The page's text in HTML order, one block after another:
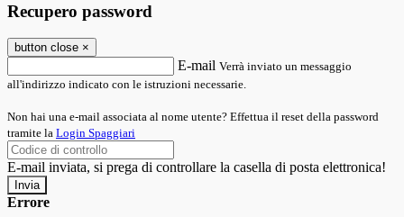
Recupero password
button close ×
E-mail Verrà inviato un messaggio
all'indirizzo indicato con le istruzioni necessarie.
Non hai una e-mail associata al nome utente? Effettua il reset della password
tramite la Login Spaggiari
E-mail inviata, si prega di controllare la casella di posta elettronica!
Errore